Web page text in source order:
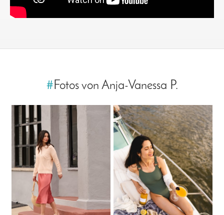
# Fotos von Anja-Vanessa P.